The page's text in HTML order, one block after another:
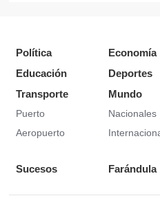
Política Economía
Educación
Deportes
Transporte
Puerto
Aeropuerto
Mundo
Nacionales
Sucesos Farándula